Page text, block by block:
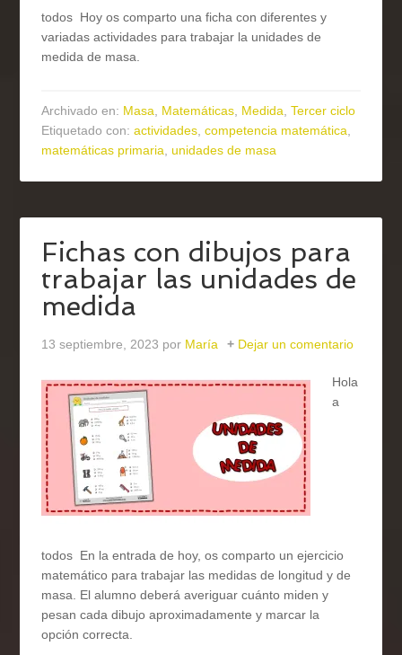
todos Hoy os comparto una ficha con diferentes y
variadas actividades para trabajar la unidades de
medida de masa.
Archivado en: Masa, Matemáticas, Medida,Tercer ciclo
Etiquetado con:actividades,competencia matemática,
matemáticas primaria,unidades de masa
Fichas con dibujos para
trabajar las unidades de
medida
13 septiembre, 2023 por María Dejar un comentario
Hola
a
todos En la entrada de hoy, os comparto un ejercicio
matemático para trabajar las medidas de longitud y de
masa. El alumno deberá averiguar cuánto miden y
pesan cada dibujo aproximadamente y marcar la
opción correcta.